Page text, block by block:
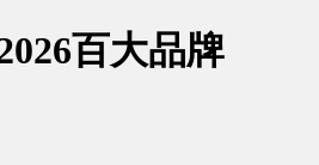
百大品牌